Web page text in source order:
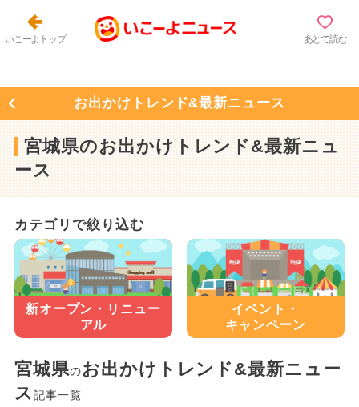
いこーよトップ あとで読む
お出かけトレンド&最新ニュース
宮城県のお出かけトレンド&最新ニュ
ース
カテゴリで絞り込む
新オープン・ リニュー
アル
イベント・
キャンペーン
宮城県のお出かけトレンド&最新ニュー
ス 記事一覧